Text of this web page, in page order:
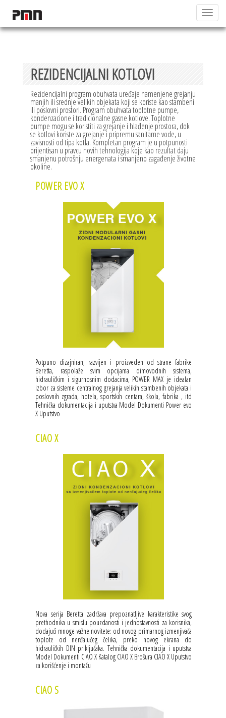
Toggle
REZIDENCIJALNI KOTLOVI
Rezidencijalni program obuhvata uređaje namenjene grejanju
manjih ili srednje velikih objekata koji se koriste kao stambeni
ili poslovni prostori. Program obuhvata toplotne pumpe,
kondenzacione i tradicionalne gasne kotlove. Toplotne
pumpe mogu se koristiti za grejanje i hlađenje prostora, dok
se kotlovi koriste za grejanje i pripremu sanitarne vode, u
zavisnosti od tipa kotla. Kompletan program je u potpunosti
orijentisan u pravcu novih tehnologija koje kao rezultat daju
smanjenu potrošnju energenata i smanjeno zagađenje životne
okoline.
POWER EVO X
Potpuno dizajniran, razvijen i proizveden od strane fabrike
Beretta, raspolaže svim opcijama dimovodnih sistema,
hidrauličkim i sigurnosnim dodacima, POWER MAX je idealan
izbor za sisteme centralnog grejanja velikih stambenih objekata i
poslovnih zgrada, hotela, sportskih centara, škola, fabrika , itd
Tehnička dokumentacija i uputstva Model Dokumenti Power evo
X Uputstvo
CIAO X
Nova serija Beretta zadržava prepoznatljive karakteristike svog
prethodnika u smislu pouzdanosti i jednostavnosti za korisnika,
dodajući mnoge važne novitete: od novog primarnog izmenjivača
toplote od nerđajućeg čelika, preko novog ekrana do
hidrauličkih DIN priključaka. Tehnička dokumentacija i uputstva
Model Dokumenti CIAO X Katalog CIAO X Brošura CIAO X Uputstvo
za korišćenje i montažu
CIAO S